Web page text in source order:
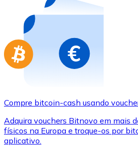
Compre cartões-presente
Ir para a loja de cartões-presente
Compre bitcoin-cash usando
Adquira vouchers Bitnovo em mais
físicos na Europa e troque-os por
aplicativo.